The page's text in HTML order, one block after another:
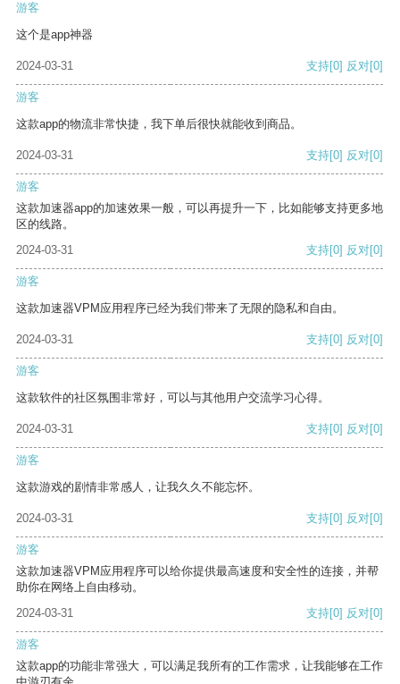
游客
这个是app神器
2024-03-31 支持[0] 反对[0]
游客
这款app的物流非常快捷，我下单后很快就能收到商品。
2024-03-31 支持[0] 反对[0]
游客
这款加速器app的加速效果一般，可以再提升一下，比如能够支持更多地
区的线路。
2024-03-31
支持[0] 反对[0]
游客
这款加速器VPM应用程序已经为我们带来了无限的隐私和自由。
2024-03-31 支持[0] 反对[0]
游客
这款软件的社区氛围非常好，可以与其他用户交流学习心得。
2024-03-31 支持[0] 反对[0]
游客
这款游戏的剧情非常感人，让我久久不能忘怀。
2024-03-31 支持[0] 反对[0]
游客
这款加速器VPM应用程序可以给你提供最高速度和安全性的连接，并帮
助你在网络上自由移动。
2024-03-31
支持[0] 反对[0]
游客
这款app的功能非常强大，可以满足我所有的工作需求，让我能够在工作